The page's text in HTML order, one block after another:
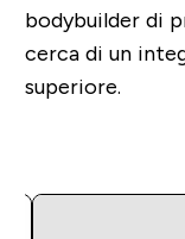
bodybuilder di
cerca di un
superiore.